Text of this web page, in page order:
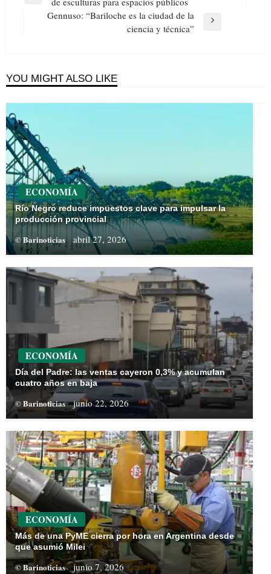
entradasGennuso: “Bariloche es la ciudad de la
ciencia y técnica”
YOU MIGHT ALSO LIKE
ECONOMÍA
Río Negro reduce impuestos clave para impulsar la
producción provincial
© Barinoticias abril 27, 2026
ECONOMÍA
Día del Padre: las ventas cayeron 0,3% y acumulan
cuatro años en baja
© Barinoticias junio 22, 2026
ECONOMÍA
Más de una PyME cierra por hora en Argentina desde
que asumió Milei
© Barinoticias junio 7, 2026